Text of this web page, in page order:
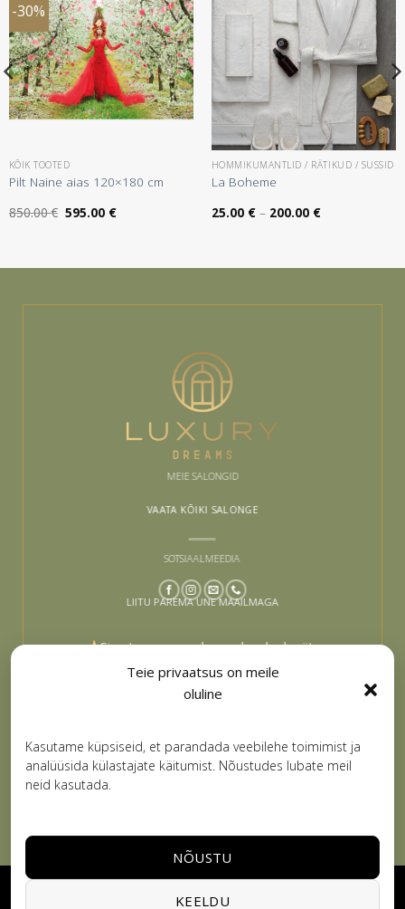
Teie privaatsus on meile
oluline
Kasutame küpsiseid, et parandada veebilehe toimimist ja
analüüsida külastajate käitumist. Nõustudes lubate meil
neid kasutada.
NÕUSTU
KEELDU
-30%
KÕIK TOOTED
Pilt Naine aias 120×180 cm
850.00€ Algne
595.00 €Praegune
HOMMIKUMANTLID / RÄTIKUD / SUSSID
La Boheme
25.00 € – 200.00 €Hinnavahemik:
MEIE SALONGID
VAATA KÕIKI SALONGE
SOTSIAALMEEDIA
LIITU PAREMA UNE MAAILMAGA
Sinu tee paremaks uneks algab siit –
liitu ja lase end inspireerida
LIITUN
PayPal Stripe